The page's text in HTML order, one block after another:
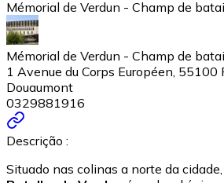
Mémorial de Verdun - Champ de
Mémorial de Verdun - Champ de
1 Avenue du Corps Européen, 55100
Douaumont
0329881916
Descrição :
Situado nas colinas a norte da cidade,